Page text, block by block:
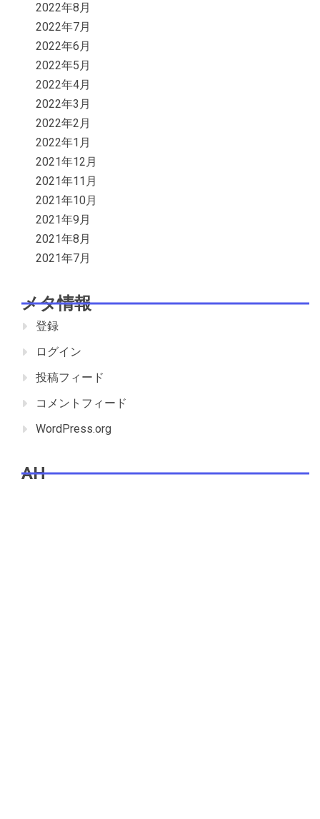
2022年8月
2022年7月
2022年6月
2022年5月
2022年4月
2022年3月
2022年2月
2022年1月
2021年12月
2021年11月
2021年10月
2021年9月
2021年8月
2021年7月
メタ情報
登録
ログイン
投稿フィード
コメントフィード
WordPress.org
AH